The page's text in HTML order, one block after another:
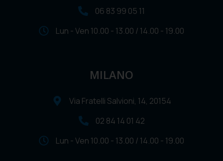
06 83 99 05 11
Lun - Ven 10.00 - 13.00 / 14.00 - 19.00
MILANO
Via Fratelli Salvioni, 14, 20154
02 84 14 01 42
Lun - Ven 10.00 - 13.00 / 14.00 - 19.00